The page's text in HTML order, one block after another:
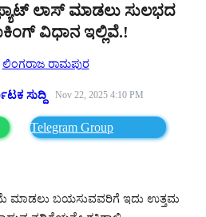
ಲಾಸ್ ಮಾಡಲು ಸುಲಭದ
ವಿಧಾನ ಇಲ್ಲಿವೆ.!
ಲಿಂಗರಾಜ ರಾಮಪುರ
ಸುದ್ದಿ Nov 22, 2025 4:10 PM
Telegram Group
ಬಯಸುವವರಿಗೆ ಇದು ಉತ್ತಮ